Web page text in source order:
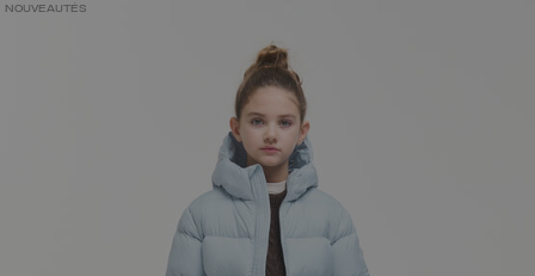
NOUVEAUTÉS